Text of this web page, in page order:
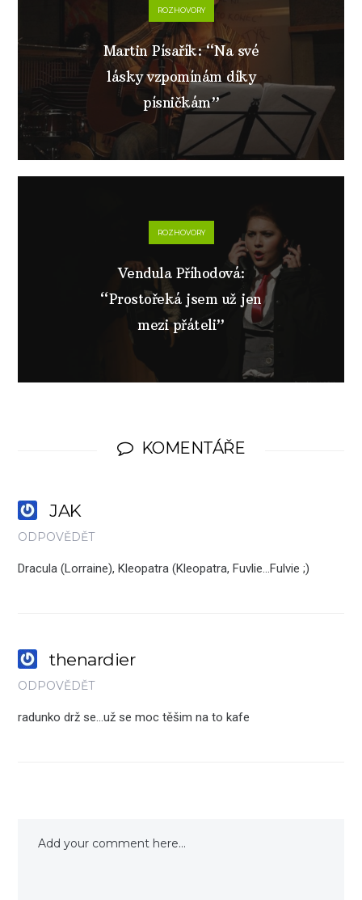
ROZHOVORY
Martin Písařík: “Na své
lásky vzpomínám díky
písničkám”
ROZHOVORY
Vendula Příhodová:
“Prostořeká jsem už jen
mezi přáteli”
KOMENTÁŘE
JAK
ODPOVĚDĚT
Dracula (Lorraine), Kleopatra (Kleopatra, Fuvlie…Fulvie ;)
thenardier
ODPOVĚDĚT
radunko drž se…už se moc těšim na to kafe